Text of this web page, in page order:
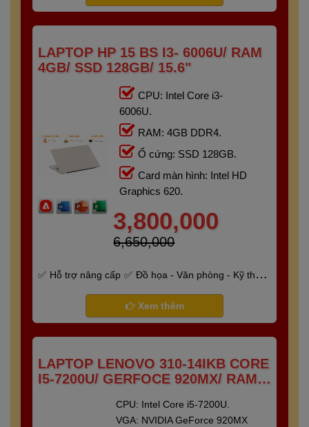
LAPTOP HP 15 BS I3- 6006U/ RAM
4GB/ SSD 128GB/ 15.6"
CPU: Intel Core i3-
6006U.
RAM: 4GB DDR4.
Ổ cứng: SSD 128GB.
Card màn hình: Intel HD
Graphics 620.
3,800,000
6,650,000
Hỗ trợ nâng cấp
Đồ họa - Văn phòng - Kỹ thuật
Bảo hành 6 tháng
Xem thêm
LAPTOP LENOVO 310-14IKB CORE
I5-7200U/ GERFOCE 920MX/ RAM 8
CPU: Intel Core i5-7200U.
VGA: NVIDIA GeForce 920MX